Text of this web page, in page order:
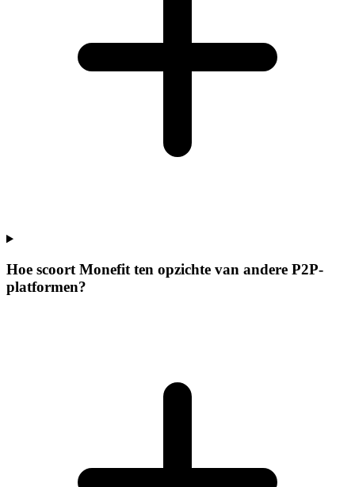
Hoe scoort Monefit ten opzichte van andere P2P-
platformen?